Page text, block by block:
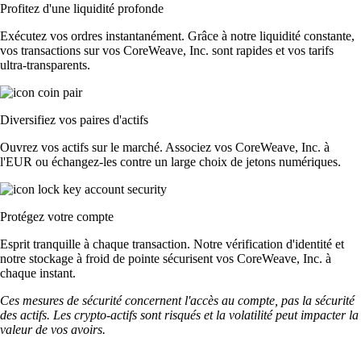
Profitez d'une liquidité profonde
Exécutez vos ordres instantanément. Grâce à notre liquidité constante,
vos transactions sur vos CoreWeave, Inc. sont rapides et vos tarifs
ultra-transparents.
Diversifiez vos paires d'actifs
Ouvrez vos actifs sur le marché. Associez vos CoreWeave, Inc. à
l'EUR ou échangez-les contre un large choix de jetons numériques.
Protégez votre compte
Esprit tranquille à chaque transaction. Notre vérification d'identité et
notre stockage à froid de pointe sécurisent vos CoreWeave, Inc. à
chaque instant.
Ces mesures de sécurité concernent l'accès au compte, pas la sécurité
des actifs. Les crypto-actifs sont risqués et la volatilité peut impacter la
valeur de vos avoirs.